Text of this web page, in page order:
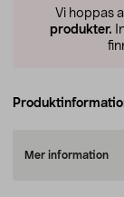
Vi hoppas
produkter.
Mer information